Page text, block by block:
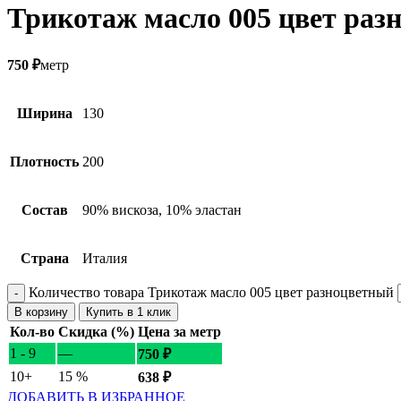
Трикотаж масло 005 цвет
750 ₽метр
Ширина 130
Плотность 200
Состав 90% вискоза, 10% эластан
Страна Италия
Количество товара Трикотаж масло 005 цвет разноцветный
В корзину Купить в 1 клик
Кол-во Скидка (%) Цена за метр
1 - 9
— 750 ₽
10+
15 % 638 ₽
ДОБАВИТЬ В ИЗБРАННОЕ